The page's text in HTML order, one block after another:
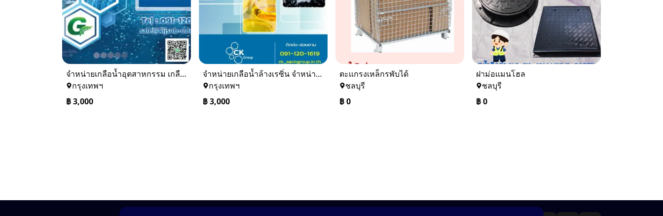
จำหน่ายเกลือน้ำอุตสาหกรรม เกลือน้ำล้างเรซิ่น
กรุงเทพฯ
฿3,000
จำหน่ายเกลือน้ำล้างเรซิ่น จำหน่ายเกลือน้ำอุตสาหกรรม
กรุงเทพฯ
฿3,000
ตะเเกรงเหล็กรพับได้
ชลบุรี
฿0
ฝาม่อเเมนโฮล
ชลบุรี
฿0